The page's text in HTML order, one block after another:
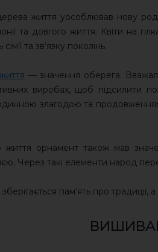
життя уособлював нову
та довгого життя. Квіти на
та зв’язку поколінь.
— значення оберега.
виробах, щоб підсилити
злагодою та
орнамент також мав
Через такі елементи народ
пам’ять про